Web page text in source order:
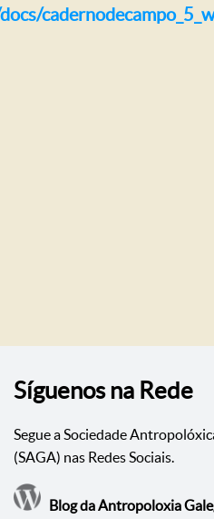
Síguenos na Rede
Segue a Sociedade
(SAGA) nas Redes Sociais.
Blog da Antropoloxia